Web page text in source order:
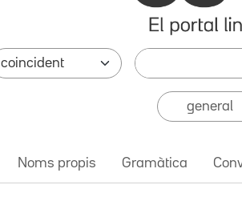
general
Noms propis Gramàtica